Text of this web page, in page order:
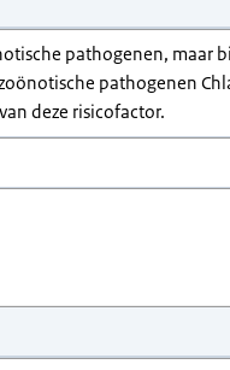
pathogenen, maar
pathogenen
deze risicofactor.